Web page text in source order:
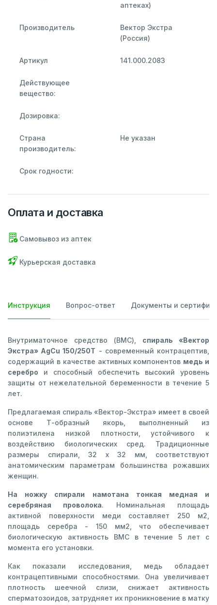
аптеках)
Производитель
Вектор Экстра
(Россия)
Артикул 141.000.2083
Действующее
вещество:
Дозировка:
Страна
производитель:
Не указан
Срок годности:
Оплата и доставка
Самовывоз из аптек
Курьерская доставка
Инструкция Вопрос-ответ Документы и
Внутриматочное средство (ВМС), спираль «Вектор
Экстра» AgCu 150/250Т - современный контрацептив,
содержащий в качестве активных компонентов медь и
серебро и способный обеспечить высокий уровень
защиты от нежелательной беременности в течение 5
лет.
Предлагаемая спираль «Вектор-Экстра» имеет в своей
основе Т-образный якорь, выполненный из
полиэтилена низкой плотности, устойчивого к
воздействию биологических сред. Традиционные
размеры спирали, 32 х 32 мм, соответствуют
анатомическим параметрам большинства рожавших
женщин.
На ножку спирали намотана тонкая медная и
серебряная проволока. Номинальная площадь
активной поверхности меди составляет 250 м2,
площадь серебра - 150 мм2, что обеспечивает
биологическую активность ВМС в течение 5 лет с
момента его установки.
Как показали исследования, медь обладает
контрацептивными способностями. Она увеличивает
плотность шеечной слизи, снижает активность
сперматозоидов, затрудняет их проникновение в матку